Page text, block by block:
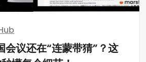
会议还在“连蒙带猜”？这